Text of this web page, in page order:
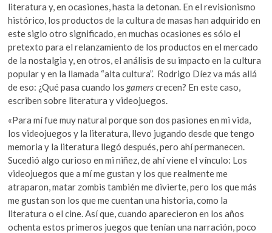
literatura y, en ocasiones, hasta la detonan. En el revisionismo
histórico, los productos de la cultura de masas han adquirido en
este siglo otro significado, en muchas ocasiones es sólo el
pretexto para el relanzamiento de los productos en el mercado
de la nostalgia y, en otros, el análisis de su impacto en la cultura
popular y en la llamada “alta cultura”. Rodrigo Díez va más allá
de eso: ¿Qué pasa cuando losgamerscrecen? En este caso,
escriben sobre literatura y videojuegos.
«Para mí fue muy natural porque son dos pasiones en mi vida,
los videojuegos y la literatura, llevo jugando desde que tengo
memoria y la literatura llegó después, pero ahí permanecen.
Sucedió algo curioso en mi niñez, de ahí viene el vínculo: Los
videojuegos que a mí me gustan y los que realmente me
atraparon, matar zombis también me divierte, pero los que más
me gustan son los que me cuentan una historia, como la
literatura o el cine. Así que, cuando aparecieron en los años
ochenta estos primeros juegos que tenían una narración, poco